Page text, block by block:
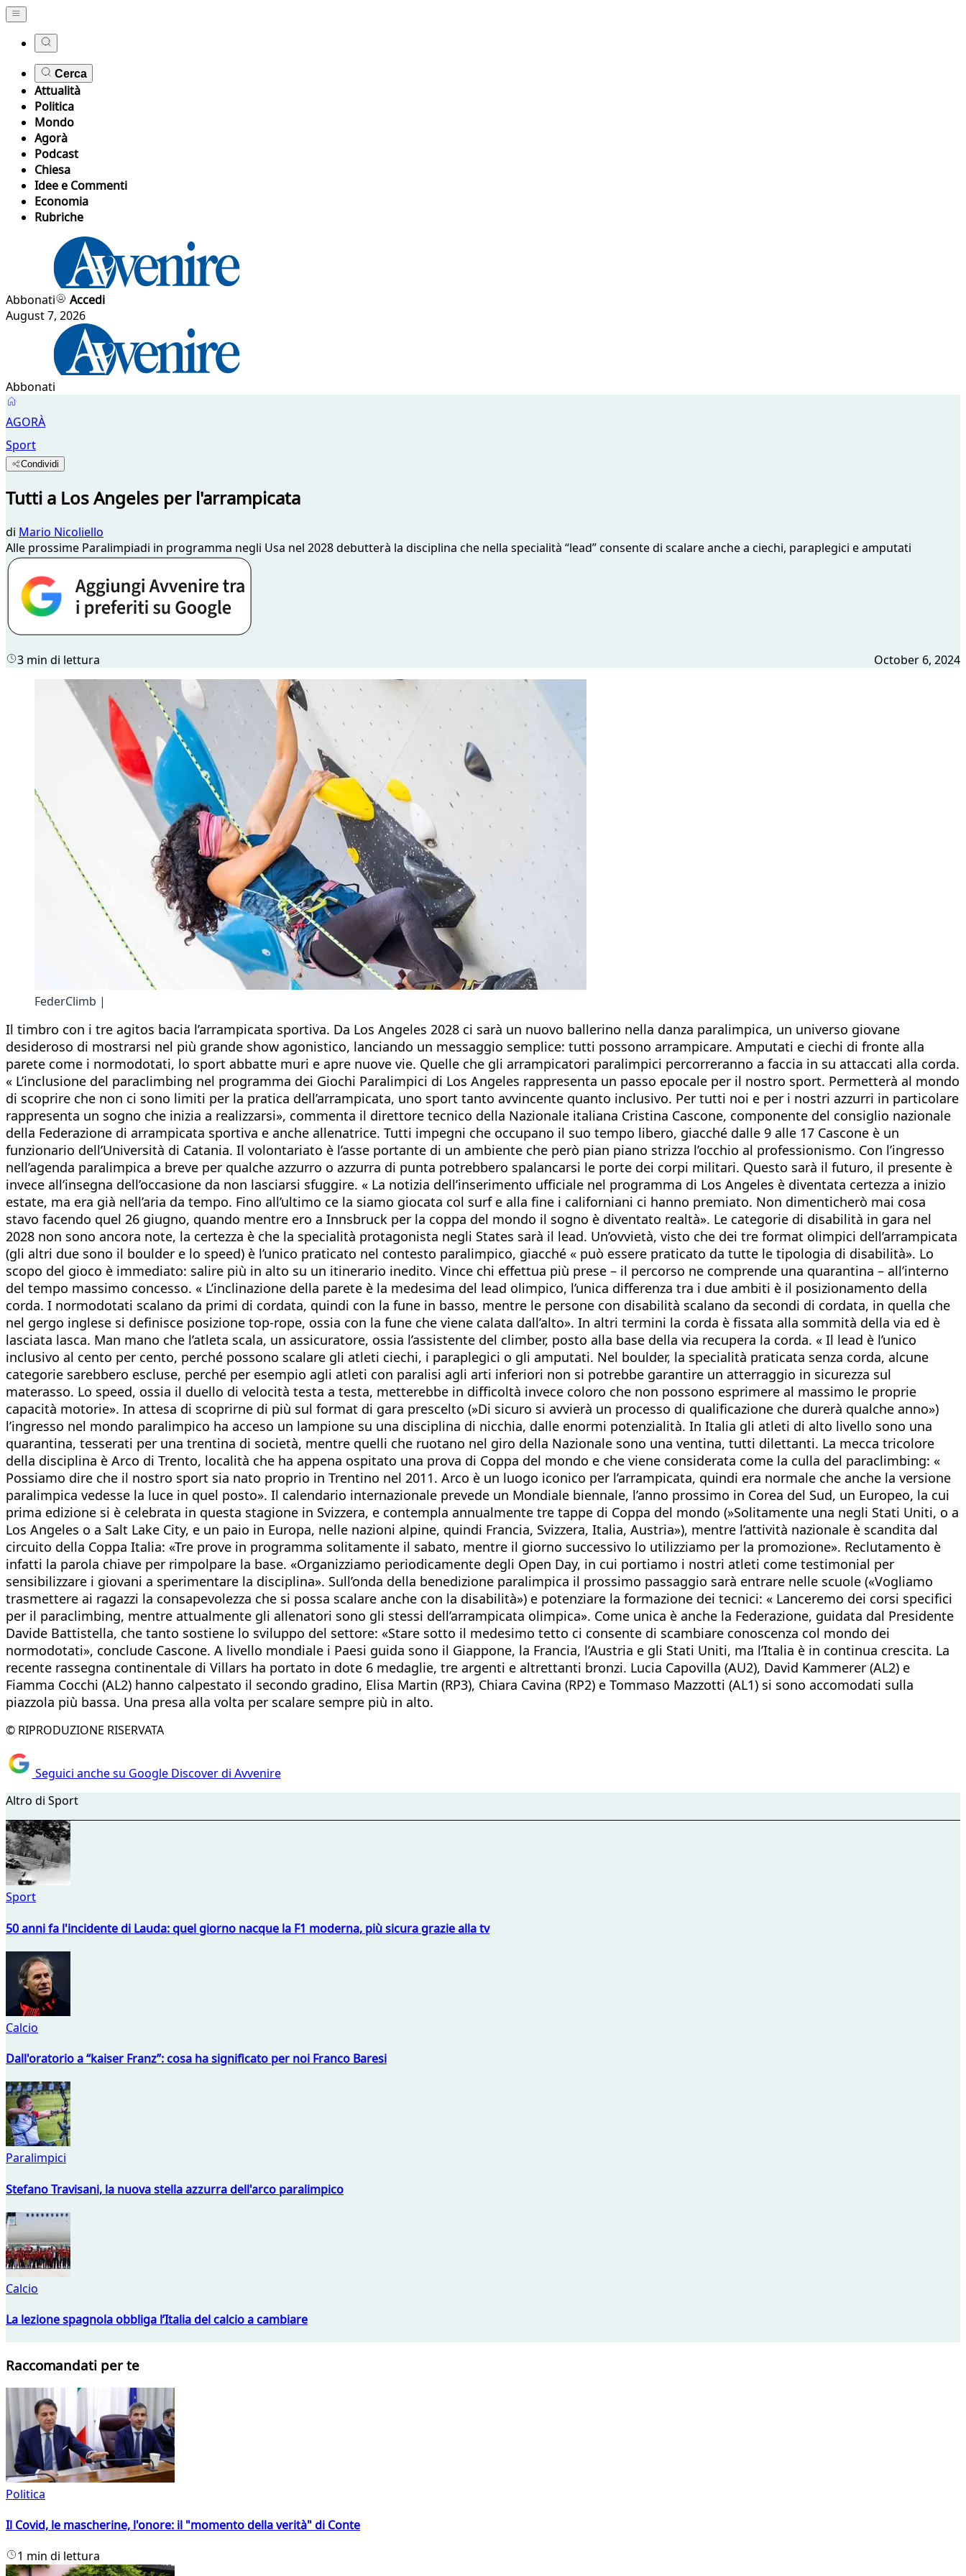
Cerca
Attualità
Politica
Mondo
Agorà
Podcast
Chiesa
Idee e Commenti
Economia
Rubriche
Abbonati
Accedi
August 7, 2026
Abbonati
AGORÀ
Sport
Condividi
Tutti a Los Angeles per l'arrampicata
di Mario Nicoliello
Alle prossime Paralimpiadi in programma negli Usa nel 2028 debutterà la disciplina che nella specialità “lead” consente di scalare anche a ciechi, paraplegici e amputati
3 min di lettura October 6, 2024
FederClimb |
Il timbro con i tre agitos bacia l’arrampicata sportiva. Da Los Angeles 2028 ci sarà un nuovo ballerino nella danza paralimpica, un universo giovane
desideroso di mostrarsi nel più grande show agonistico, lanciando un messaggio semplice: tutti possono arrampicare. Amputati e ciechi di fronte alla
parete come i normodotati, lo sport abbatte muri e apre nuove vie. Quelle che gli arrampicatori paralimpici percorreranno a faccia in su attaccati alla corda.
« L’inclusione del paraclimbing nel programma dei Giochi Paralimpici di Los Angeles rappresenta un passo epocale per il nostro sport. Permetterà al mondo
di scoprire che non ci sono limiti per la pratica dell’arrampicata, uno sport tanto avvincente quanto inclusivo. Per tutti noi e per i nostri azzurri in particolare
rappresenta un sogno che inizia a realizzarsi», commenta il direttore tecnico della Nazionale italiana Cristina Cascone, componente del consiglio nazionale
della Federazione di arrampicata sportiva e anche allenatrice. Tutti impegni che occupano il suo tempo libero, giacché dalle 9 alle 17 Cascone è un
funzionario dell’Università di Catania. Il volontariato è l’asse portante di un ambiente che però pian piano strizza l’occhio al professionismo. Con l’ingresso
nell’agenda paralimpica a breve per qualche azzurro o azzurra di punta potrebbero spalancarsi le porte dei corpi militari. Questo sarà il futuro, il presente è
invece all’insegna dell’occasione da non lasciarsi sfuggire. « La notizia dell’inserimento ufficiale nel programma di Los Angeles è diventata certezza a inizio
estate, ma era già nell’aria da tempo. Fino all’ultimo ce la siamo giocata col surf e alla fine i californiani ci hanno premiato. Non dimenticherò mai cosa
stavo facendo quel 26 giugno, quando mentre ero a Innsbruck per la coppa del mondo il sogno è diventato realtà». Le categorie di disabilità in gara nel
2028 non sono ancora note, la certezza è che la specialità protagonista negli States sarà il lead. Un’ovvietà, visto che dei tre format olimpici dell’arrampicata
(gli altri due sono il boulder e lo speed) è l’unico praticato nel contesto paralimpico, giacché « può essere praticato da tutte le tipologia di disabilità». Lo
scopo del gioco è immediato: salire più in alto su un itinerario inedito. Vince chi effettua più prese – il percorso ne comprende una quarantina – all’interno
del tempo massimo concesso. « L’inclinazione della parete è la medesima del lead olimpico, l’unica differenza tra i due ambiti è il posizionamento della
corda. I normodotati scalano da primi di cordata, quindi con la fune in basso, mentre le persone con disabilità scalano da secondi di cordata, in quella che
nel gergo inglese si definisce posizione top-rope, ossia con la fune che viene calata dall’alto». In altri termini la corda è fissata alla sommità della via ed è
lasciata lasca. Man mano che l’atleta scala, un assicuratore, ossia l’assistente del climber, posto alla base della via recupera la corda. « Il lead è l’unico
inclusivo al cento per cento, perché possono scalare gli atleti ciechi, i paraplegici o gli amputati. Nel boulder, la specialità praticata senza corda, alcune
categorie sarebbero escluse, perché per esempio agli atleti con paralisi agli arti inferiori non si potrebbe garantire un atterraggio in sicurezza sul
materasso. Lo speed, ossia il duello di velocità testa a testa, metterebbe in difficoltà invece coloro che non possono esprimere al massimo le proprie
capacità motorie». In attesa di scoprirne di più sul format di gara prescelto (»Di sicuro si avvierà un processo di qualificazione che durerà qualche anno»)
l’ingresso nel mondo paralimpico ha acceso un lampione su una disciplina di nicchia, dalle enormi potenzialità. In Italia gli atleti di alto livello sono una
quarantina, tesserati per una trentina di società, mentre quelli che ruotano nel giro della Nazionale sono una ventina, tutti dilettanti. La mecca tricolore
della disciplina è Arco di Trento, località che ha appena ospitato una prova di Coppa del mondo e che viene considerata come la culla del paraclimbing: «
Possiamo dire che il nostro sport sia nato proprio in Trentino nel 2011. Arco è un luogo iconico per l’arrampicata, quindi era normale che anche la versione
paralimpica vedesse la luce in quel posto». Il calendario internazionale prevede un Mondiale biennale, l’anno prossimo in Corea del Sud, un Europeo, la cui
prima edizione si è celebrata in questa stagione in Svizzera, e contempla annualmente tre tappe di Coppa del mondo (»Solitamente una negli Stati Uniti, o a
Los Angeles o a Salt Lake City, e un paio in Europa, nelle nazioni alpine, quindi Francia, Svizzera, Italia, Austria»), mentre l’attività nazionale è scandita dal
circuito della Coppa Italia: «Tre prove in programma solitamente il sabato, mentre il giorno successivo lo utilizziamo per la promozione». Reclutamento è
infatti la parola chiave per rimpolpare la base. «Organizziamo periodicamente degli Open Day, in cui portiamo i nostri atleti come testimonial per
sensibilizzare i giovani a sperimentare la disciplina». Sull’onda della benedizione paralimpica il prossimo passaggio sarà entrare nelle scuole («Vogliamo
trasmettere ai ragazzi la consapevolezza che si possa scalare anche con la disabilità») e potenziare la formazione dei tecnici: « Lanceremo dei corsi specifici
per il paraclimbing, mentre attualmente gli allenatori sono gli stessi dell’arrampicata olimpica». Come unica è anche la Federazione, guidata dal Presidente
Davide Battistella, che tanto sostiene lo sviluppo del settore: «Stare sotto il medesimo tetto ci consente di scambiare conoscenza col mondo dei
normodotati», conclude Cascone. A livello mondiale i Paesi guida sono il Giappone, la Francia, l’Austria e gli Stati Uniti, ma l’Italia è in continua crescita. La
recente rassegna continentale di Villars ha portato in dote 6 medaglie, tre argenti e altrettanti bronzi. Lucia Capovilla (AU2), David Kammerer (AL2) e
Fiamma Cocchi (AL2) hanno calpestato il secondo gradino, Elisa Martin (RP3), Chiara Cavina (RP2) e Tommaso Mazzotti (AL1) si sono accomodati sulla
piazzola più bassa. Una presa alla volta per scalare sempre più in alto.
© RIPRODUZIONE RISERVATA
Seguici anche su Google Discover di Avvenire
Altro di Sport
Sport
50 anni fa l'incidente di Lauda: quel giorno nacque la F1 moderna, più sicura grazie alla tv
Calcio
Dall'oratorio a “kaiser Franz”: cosa ha significato per noi Franco Baresi
Paralimpici
Stefano Travisani, la nuova stella azzurra dell'arco paralimpico
Calcio
La lezione spagnola obbliga l’Italia del calcio a cambiare
Raccomandati per te
Politica
Il Covid, le mascherine, l'onore: il "momento della verità" di Conte
1 min di lettura